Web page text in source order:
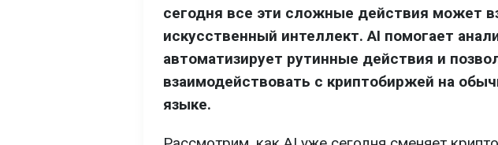
сегодня все эти сложные действия может
искусственный интеллект. AI помогает
автоматизирует рутинные действия и
взаимодействовать с криптобиржей на
языке.